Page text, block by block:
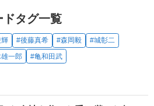
ドタグ一覧
#後藤真希 #森岡毅
#城彰二
一郎 #亀和田武